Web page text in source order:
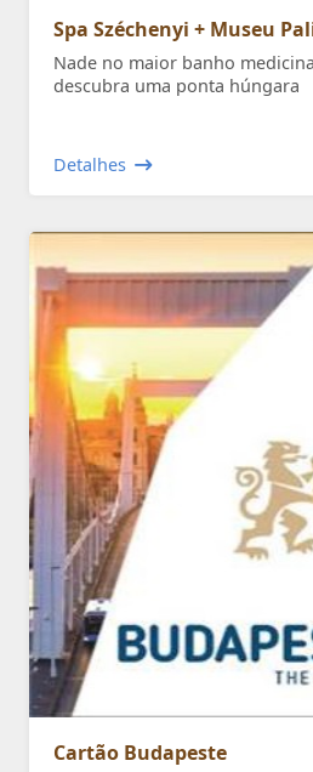
Spa Széchenyi + Museu
Nade no maior banho
descubra uma ponta húngara
Detalhes
Cartão Budapeste